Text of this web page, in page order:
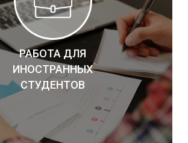
РАБОТА ДЛЯ
ИНОСТРАННЫХ
СТУДЕНТОВ